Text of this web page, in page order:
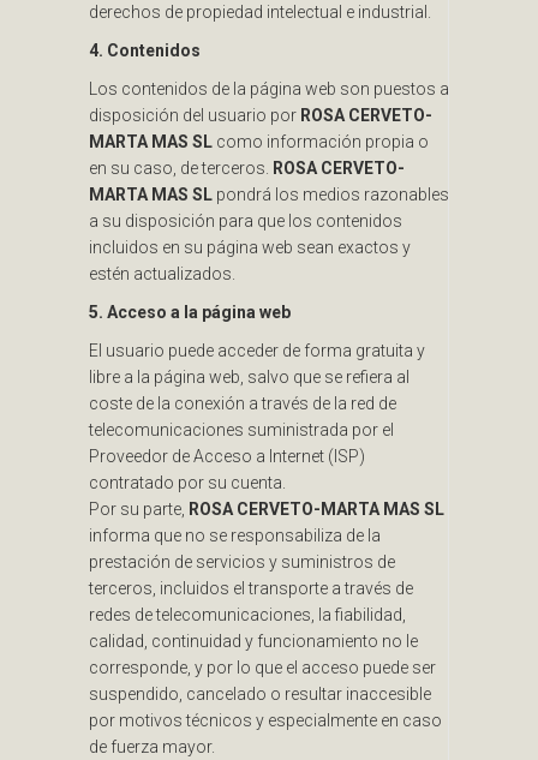
derechos de propiedad intelectual e industrial.
4. Contenidos
Los contenidos de la página web son puestos a
disposición del usuario por ROSA CERVETO-
MARTA MAS SL como información propia o
en su caso, de terceros.
ROSA CERVETO-
MARTA MAS SL pondrá los medios razonables
a su disposición para que los contenidos
incluidos en su página web sean exactos y
estén actualizados.
5. Acceso a la página web
El usuario puede acceder de forma gratuita y
libre a la página web, salvo que se refiera al
coste de la conexión a través de la red de
telecomunicaciones suministrada por el
Proveedor de Acceso a Internet (ISP)
contratado por su cuenta.
Por su parte, ROSA CERVETO-MARTA MAS SL
informa que no se responsabiliza de la
prestación de servicios y suministros de
terceros, incluidos el transporte a través de
redes de telecomunicaciones, la fiabilidad,
calidad, continuidad y funcionamiento no le
corresponde, y por lo que el acceso puede ser
suspendido, cancelado o resultar inaccesible
por motivos técnicos y especialmente en caso
de fuerza mayor.